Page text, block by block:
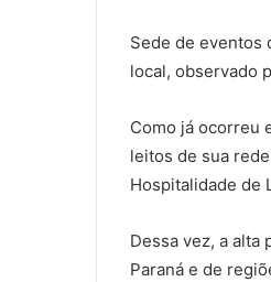
Sede de eventos
local, observado
Como já ocorreu
leitos de sua
Hospitalidade de
Dessa vez, a
Paraná e de